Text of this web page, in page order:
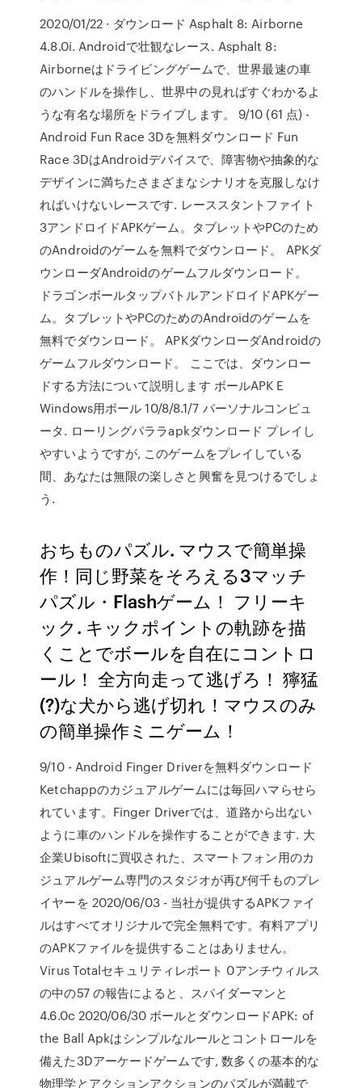
2020/01/22 · ダウンロード Asphalt 8: Airborne
4.8.0i. Androidで壮観なレース. Asphalt 8:
Airborneはドライビングゲームで、世界最速の車
のハンドルを操作し、世界中の見ればすぐわかるよ
うな有名な場所をドライブします。 9/10 (61 点) -
Android Fun Race 3Dを無料ダウンロード Fun
Race 3DはAndroidデバイスで、障害物や抽象的な
デザインに満ちたさまざまなシナリオを克服しなけ
ればいけないレースです. レーススタントファイト
3アンドロイドAPKゲーム。タブレットやPCのため
のAndroidのゲームを無料でダウンロード。 APKダ
ウンローダAndroidのゲームフルダウンロード。
ドラゴンボールタップバトルアンドロイドAPKゲー
ム。タブレットやPCのためのAndroidのゲームを
無料でダウンロード。 APKダウンローダAndroidの
ゲームフルダウンロード。 ここでは、ダウンロー
ドする方法について説明します ボールAPK E
Windows用ボール 10/8/8.1/7 パーソナルコンピュ
ータ. ローリングパララapkダウンロード プレイし
やすいようですが, このゲームをプレイしている
間、あなたは無限の楽しさと興奮を見つけるでしょ
う.
おちものパズル. マウスで簡単操
作！同じ野菜をそろえる3マッチ
パズル・Flashゲーム！ フリーキ
ック. キックポイントの軌跡を描
くことでボールを自在にコントロ
ール！ 全方向走って逃げろ！ 獰猛
(?)な犬から逃げ切れ！マウスのみ
の簡単操作ミニゲーム！
9/10 - Android Finger Driverを無料ダウンロード
Ketchappのカジュアルゲームには毎回ハマらせら
れています。Finger Driverでは、道路から出ない
ように車のハンドルを操作することができます. 大
企業Ubisoftに買収された、スマートフォン用のカ
ジュアルゲーム専門のスタジオが再び何千ものプレ
イヤーを 2020/06/03 - 当社が提供するAPKファイ
ルはすべてオリジナルで完全無料です。有料アプリ
のAPKファイルを提供することはありません。
Virus Totalセキュリティレポート 0アンチウィルス
の中の57 の報告によると、スパイダーマンと
4.6.0c 2020/06/30 ボールとダウンロードAPK: of
the Ball Apkはシンプルなルールとコントロールを
備えた3Dアーケードゲームです, 数多くの基本的な
物理学とアクションアクションのパズルが満載で